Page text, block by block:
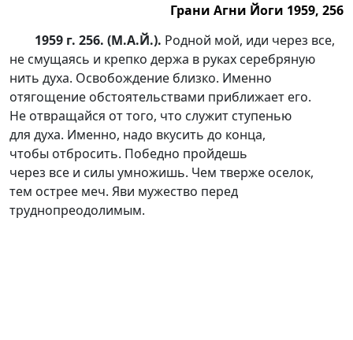
Грани Агни Йоги 1959, 256
1959 г. 256. (М.А.Й.). Родной мой, иди через все,
не смущаясь и крепко держа в руках серебряную
нить духа. Освобождение близко. Именно
отягощение обстоятельствами приближает его.
Не отвращайся от того, что служит ступенью
для духа. Именно, надо вкусить до конца,
чтобы отбросить. Победно пройдешь
через все и силы умножишь. Чем тверже оселок,
тем острее меч. Яви мужество перед
труднопреодолимым.